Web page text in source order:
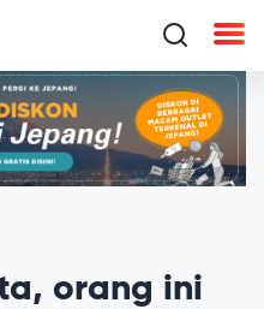
orang ini